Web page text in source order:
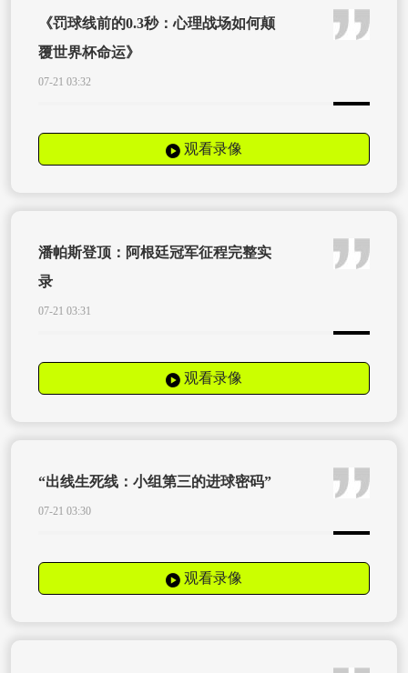
《罚球线前的0.3秒：心理战场如何颠
覆世界杯命运》
07-21 03:32
观看录像
潘帕斯登顶：阿根廷冠军征程完整实
录
07-21 03:31
观看录像
“出线生死线：小组第三的进球密码”
07-21 03:30
观看录像